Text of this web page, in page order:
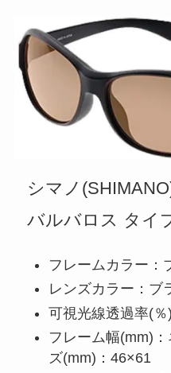
シマノ
バルバロス タイ
フレームカラー：
レンズカラー：ブ
可視光線透過率(％
フレーム幅(mm)
ズ(mm)：46×61